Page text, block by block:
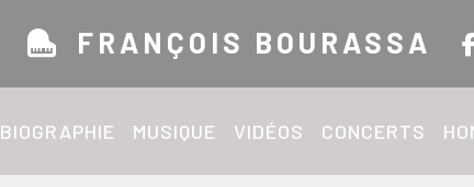
FRANÇOIS BOURASSA
BIOGRAPHIE MUSIQUE VIDÉOS CONCERTS